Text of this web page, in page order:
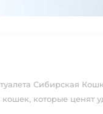
Сибирская
которые ценят